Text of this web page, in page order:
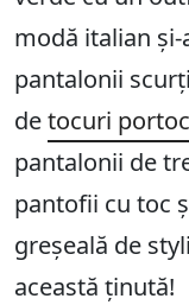
modă italian
pantalonii
detocuri
pantalonii de
pantofii cu toc
greșeală de
această ținută!